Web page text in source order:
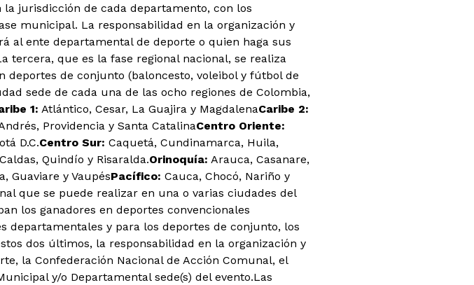
jurisdicción de cada departamento, con los
municipal. La responsabilidad en la organización y
al ente departamental de deporte o quien haga sus
tercera, que es la fase regional nacional, se realiza
deportes de conjunto (baloncesto, voleibol y fútbol de
sede de cada una de las ocho regiones de Colombia,
1: Atlántico, Cesar, La Guajira y MagdalenaCaribe 2:
Providencia y Santa CatalinaCentro Oriente:
D.C.Centro Sur: Caquetá, Cundinamarca, Huila,
Quindío y Risaralda.Orinoquía: Arauca, Casanare,
Guaviare y VaupésPacífico: Cauca, Chocó, Nariño y
que se puede realizar en una o varias ciudades del
los ganadores en deportes convencionales
departamentales y para los deportes de conjunto, los
dos últimos, la responsabilidad en la organización y
la Confederación Nacional de Acción Comunal, el
y/o Departamental sede(s) del evento.Las